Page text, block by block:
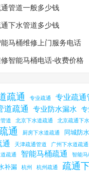
管道一般多少钱
下水管道多少钱
马桶维修上门服务电话
智能马桶电话-收费价格
疏通 专业疏通 专业疏通
道疏通 专业防水漏水
道 北京下水道疏通 北京疏通下
通 厨房下水道疏通 同城防
通 天津疏通管道 广州下水道疏通
疏通
智能马桶疏通 智能
补漏 杭州 杭州疏通 疏通